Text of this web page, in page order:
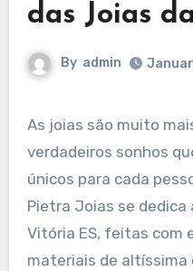
das Joias
By admin
As joias são muito mais do que acessórios; são
verdadeiros sonhos
únicos para cada
Pietra Joias se dedica
Vitória ES, feitas com
materiais de altíssima